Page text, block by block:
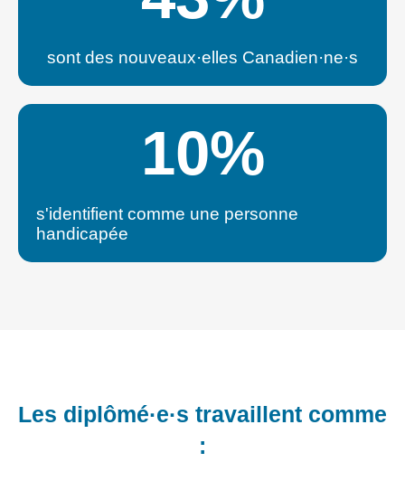
sont des nouveaux·elles Canadien·ne·s
s'identifient comme une personne
handicapée
10%
Les diplômé·e·s travaillent comme
: